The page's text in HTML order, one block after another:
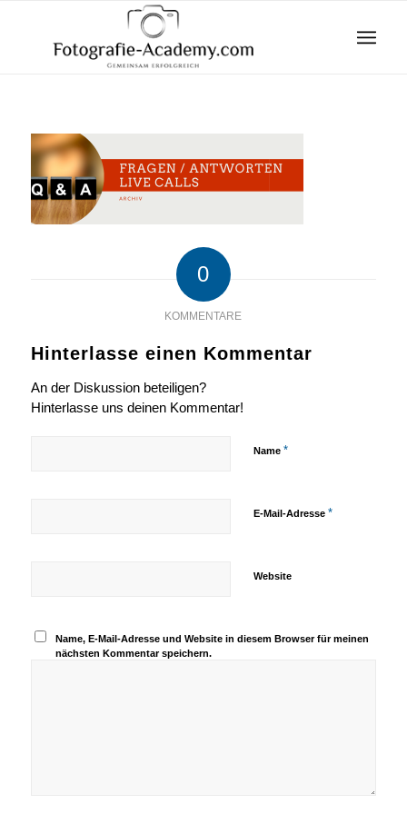
0
KOMMENTARE
Hinterlasse einen Kommentar
An der Diskussion beteiligen?
Hinterlasse uns deinen Kommentar!
Name *
E-Mail-Adresse *
Website
Name, E-Mail-Adresse und Website in diesem Browser für meinen
nächsten Kommentar speichern.